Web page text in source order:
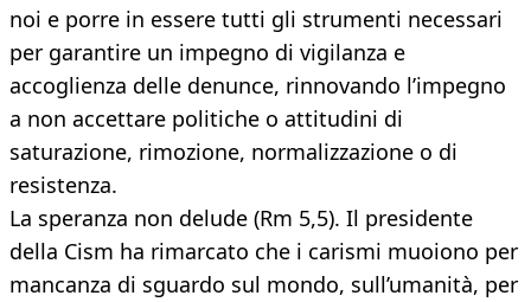
noi e porre in essere tutti gli strumenti necessari
per garantire un impegno di vigilanza e
accoglienza delle denunce, rinnovando l’impegno
a non accettare politiche o attitudini di
saturazione, rimozione, normalizzazione o di
resistenza.
La speranza non delude (Rm 5,5). Il presidente
della Cism ha rimarcato che i carismi muoiono per
mancanza di sguardo sul mondo, sull’umanità, per